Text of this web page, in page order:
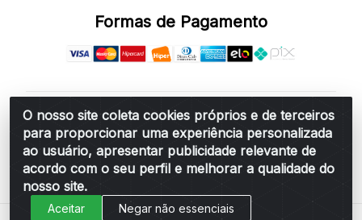
O nosso site coleta cookies próprios e de terceiros
para proporcionar uma experiência personalizada
ao usuário, apresentar publicidade relevante de
acordo com o seu perfil e melhorar a qualidade do
nosso site.
Aceitar Negar não essenciais
Formas de Pagamento
Belchior Cortinas e Acessórios LTDA - R: Rua
Vereador Sérgio Leopoldino Alves, 876 - Santa
Bárbara d'Oeste/SP - CEP 13.456-166 - CNPJ
06.314.073/0001-34